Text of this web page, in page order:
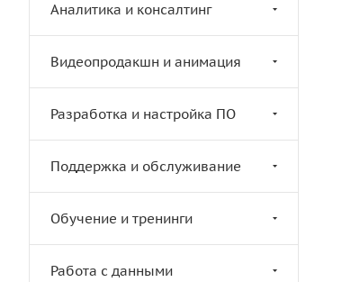
Аналитика и консалтинг
Видеопродакшн и анимация
Разработка и настройка ПО
Поддержка и обслуживание
Обучение и тренинги
Работа с данными